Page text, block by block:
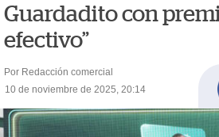
Guardadito con
efectivo”
Por Redacción comercial
10 de noviembre de 2025, 20:14